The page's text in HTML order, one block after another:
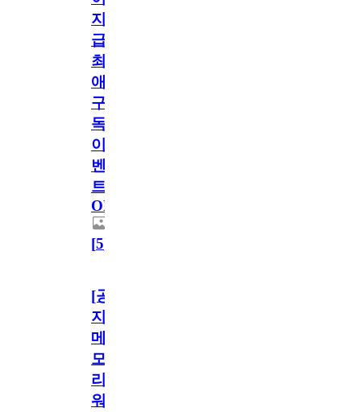
지
급!
최
애
구
독
이
벤
트
OPEN!
[5]
[공
지]
메
모
리
워